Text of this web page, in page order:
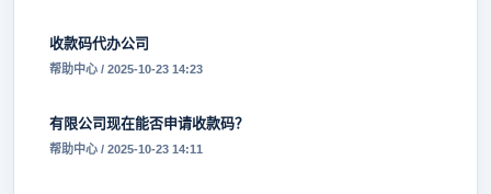
收款码代办公司
帮助中心 / 2025-10-23 14:23
有限公司现在能否申请收款码？
帮助中心 / 2025-10-23 14:11